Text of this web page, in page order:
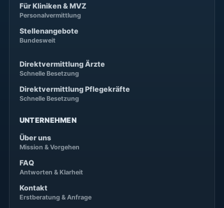
Für Kliniken & MVZ
Personalvermittlung
Stellenangebote
Bundesweit
Direktvermittlung Ärzte
Schnelle Besetzung
Direktvermittlung Pflegekräfte
Schnelle Besetzung
UNTERNEHMEN
Über uns
Mission & Vorgehen
FAQ
Antworten & Klarheit
Kontakt
Erstberatung & Anfrage